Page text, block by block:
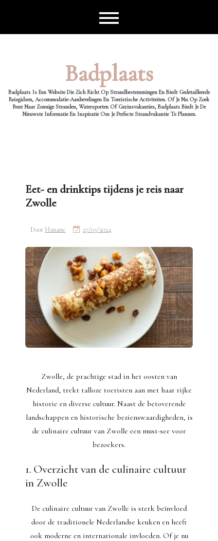
Badplaats
Badplaats Is Een Website Die Zich Richt Op Strandbestemmingen En Biedt Gedetailleerde
Reisgidsen, Accommodatie-Aanbevelingen En Toeristische Activiteiten. Of Je Nu Op Zoek
Bent Naar Zonnige Stranden, Watersporten Of Gezinsvakanties, Badplaats Biedt Je De
Nieuwste Informatie En Inspiratie Om Je Perfecte Strandvakantie Te Plannen.
Eet- en drinktips tijdens je reis naar
Zwolle
Door Hanane 27/03/2024
Zwolle, de prachtige stad in het oosten van
Nederland, trekt talloze toeristen aan met haar rijke
historie en diverse cultuur. Naast de betoverende
landschappen en historische bezienswaardigheden, is
de culinaire cultuur van Zwolle een must-see voor
bezoekers.
1. Overzicht van de culinaire cultuur
in Zwolle
De culinaire cultuur van Zwolle is sterk beïnvloed
door de traditionele Nederlandse keuken en heeft
ook moderne en internationale invloeden. Of je nu